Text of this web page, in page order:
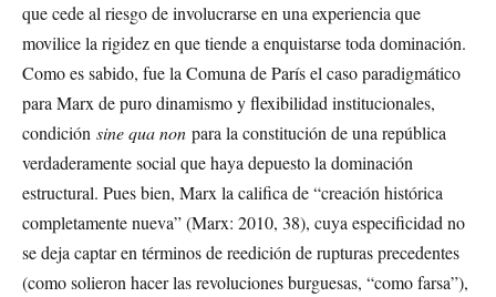
que cede al riesgo de involucrarse en una experiencia que
movilice la rigidez en que tiende a enquistarse toda dominación.
Como es sabido, fue la Comuna de París el caso paradigmático
para Marx de puro dinamismo y flexibilidad institucionales,
condición sine qua non para la constitución de una república
verdaderamente social que haya depuesto la dominación
estructural. Pues bien, Marx la califica de “creación histórica
completamente nueva” (Marx: 2010, 38), cuya especificidad no
se deja captar en términos de reedición de rupturas precedentes
(como solieron hacer las revoluciones burguesas, “como farsa”),